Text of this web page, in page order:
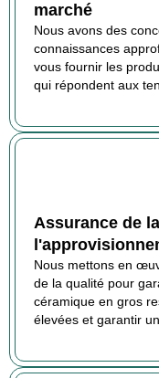
marché
Nous avons des
connaissances
vous fournir les
qui répondent aux
Assurance de
Nous mettons en
de la qualité pour
céramique en gros
élevées et garantir